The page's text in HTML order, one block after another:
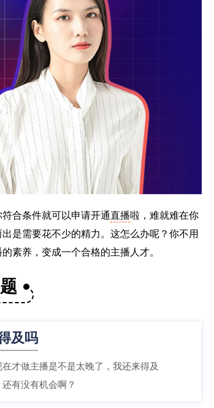
合条件就可以申请开通直播啦，难就难在你
是需要花不少的精力。这怎么办呢？你不用
素养，变成一个合格的主播人才。
及吗
在才做主播是不是太晚了，我还来得及
还有没有机会啊？